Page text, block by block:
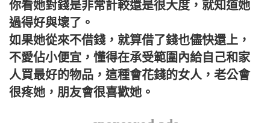
你看她對錢是非常計較還是很大度，就知道她
過得好與壞了。
如果她從來不借錢，就算借了錢也儘快還上，
不愛佔小便宜，懂得在承受範圍內給自己和家
人買最好的物品，這種會花錢的女人，老公會
很疼她，朋友會很喜歡她。